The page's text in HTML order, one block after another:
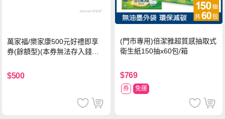
萬家福/樂家康500元好禮即享
券(餘額型)(本券無法存入錢包
$500
(門市專用)倍潔雅超質感抽取式
衛生紙150抽x60包/箱
$769
券 免運